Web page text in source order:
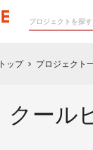
トップ chevron_right プロジェクト
クール